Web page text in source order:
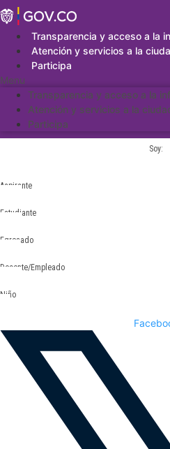
Saltar
al
contenidoTransparencia y acceso a la
Atención y servicios a la
Participa
Menu
Transparencia y acceso a la
Atención y servicios a la
Participa
Soy:
Aspirante
Estudiante
Egresado
Docente/Empleado
Niño